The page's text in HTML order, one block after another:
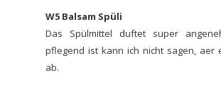
W5 Balsam Spüli
Das Spülmittel duftet super
pflegend ist kann ich nicht sagen, aer
ab.